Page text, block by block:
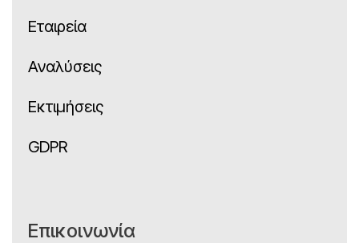
Εταιρεία
Αναλύσεις
Εκτιμήσεις
GDPR
Επικοινωνία